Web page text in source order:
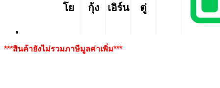
โย
กุ้ง
เอิร์น
ตู่
***สินค้ายังไม่รวมภาษีมูลค่าเพิ่ม***